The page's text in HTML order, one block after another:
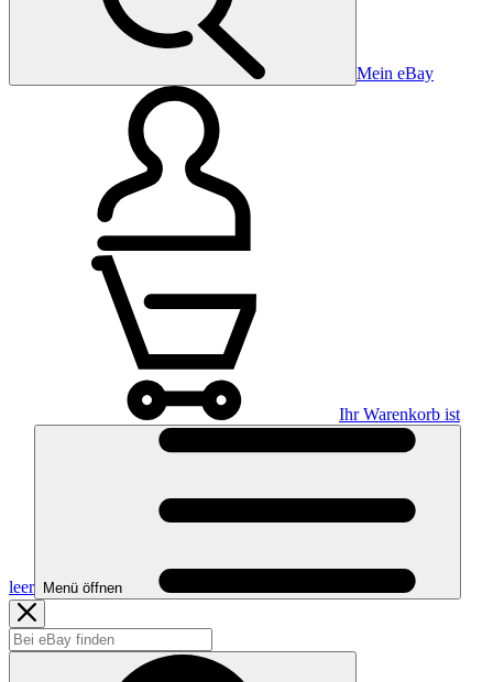
Mein eBay
Ihr Warenkorb ist
leer Menü öffnen